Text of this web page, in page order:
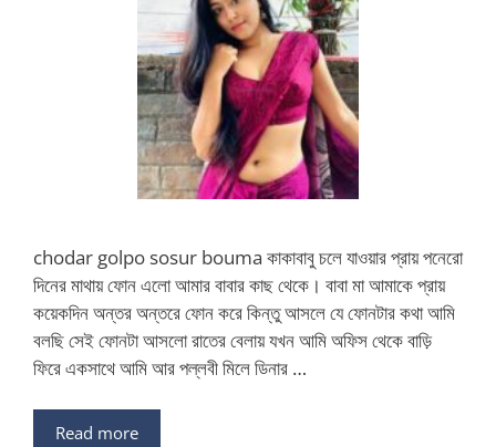
chodar golpo sosur bouma কাকাবাবু চলে যাওয়ার প্রায় পনেরো
দিনের মাথায় ফোন এলো আমার বাবার কাছ থেকে। বাবা মা আমাকে প্রায়
কয়েকদিন অন্তর অন্তরে ফোন করে কিন্তু আসলে যে ফোনটার কথা আমি
বলছি সেই ফোনটা আসলো রাতের বেলায় যখন আমি অফিস থেকে বাড়ি
ফিরে একসাথে আমি আর পল্লবী মিলে ডিনার …
Read more